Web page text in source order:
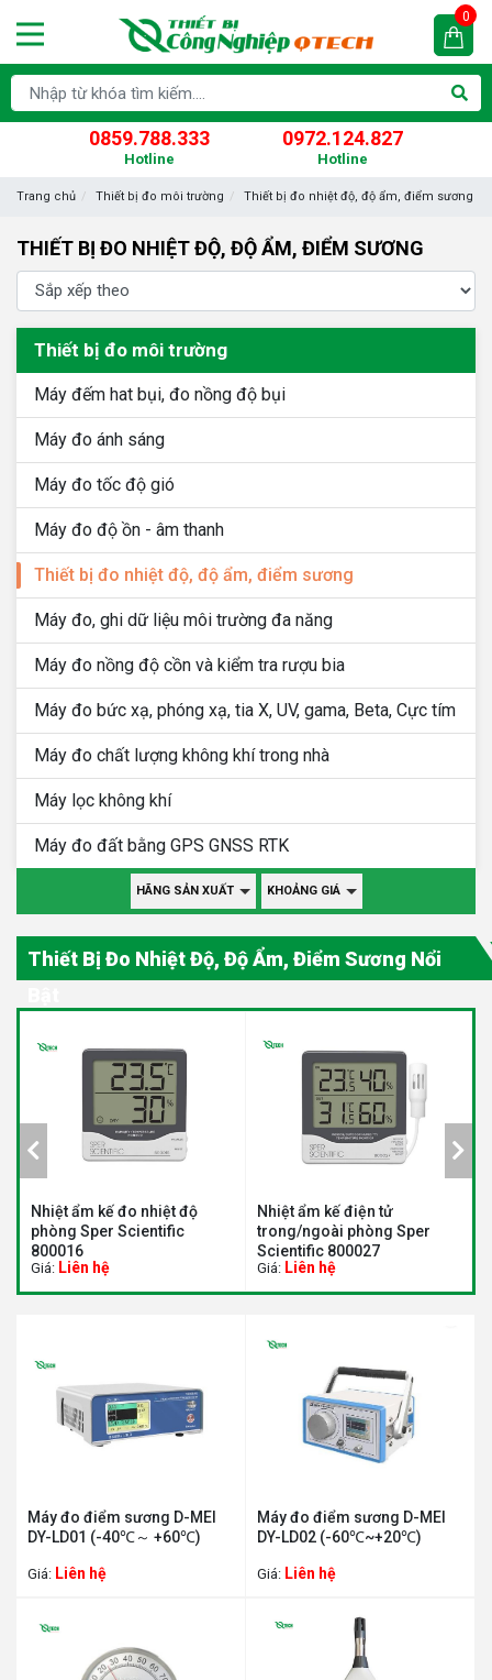
0859.788.333
Hotline
0972.124.827
Hotline
0
Trang chủ Thiết bị đo môi trường Thiết bị đo nhiệt độ, độ ẩm, điểm sương
THIẾT BỊ ĐO NHIỆT ĐỘ, ĐỘ ẨM, ĐIỂM SƯƠNG
Thiết Bị Đo Nhiệt Độ, Độ Ẩm, Điểm Sương Nổi
Nhiệt ẩm kế đo nhiệt độ
phòng Sper Scientific
800016
Giá: Liên hệ
Nhiệt ẩm kế điện tử
trong/ngoài phòng Sper
Scientific 800027
Giá: Liên hệ
Máy đo điểm sương D-MEI
DY-LD01 (-40℃～ +60℃)
Giá: Liên hệ
Máy đo điểm sương D-MEI
DY-LD02 (-60℃~+20℃)
Giá: Liên hệ
Thiết bị đo môi trường
Máy đếm hat bụi, đo nồng độ bụi
Máy đo ánh sáng
Máy đo tốc độ gió
Máy đo độ ồn - âm thanh
Thiết bị đo nhiệt độ, độ ẩm, điểm sương
Máy đo, ghi dữ liệu môi trường đa năng
Máy đo nồng độ cồn và kiểm tra rượu bia
Máy đo bức xạ, phóng xạ, tia X, UV, gama, Beta, Cực tím
Máy đo chất lượng không khí trong nhà
Máy lọc không khí
Máy đo đất bằng GPS GNSS RTK
HÃNG SẢN XUẤT KHOẢNG GIÁ